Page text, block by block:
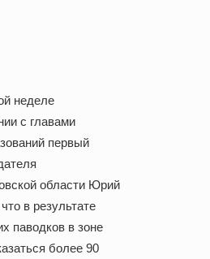
неделе
с главами
первый
области Юрий
в результате
паводков в зоне
более 90